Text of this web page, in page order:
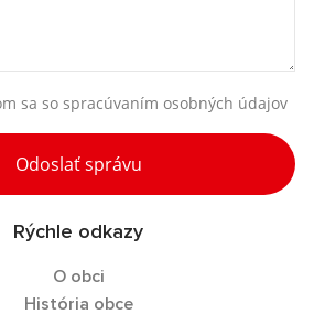
sa so spracúvaním osobných údajov
Odoslať správu
Rýchle odkazy
O obci
História obce